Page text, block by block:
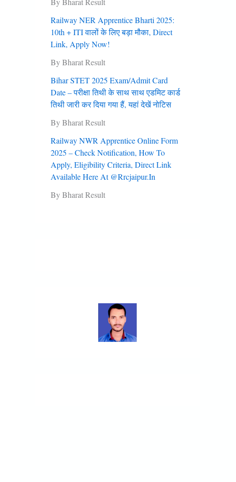
Railway NER Apprentice Bharti 2025:
10th + ITI वालों के लिए बड़ा मौका, Direct
Link, Apply Now!
By Bharat Result
Bihar STET 2025 Exam/Admit Card
Date – परीक्षा तिथी के साथ साथ एडमिट कार्ड
तिथी जारी कर दिया गया हैं, यहां देखें नोटिस
By Bharat Result
Railway NWR Apprentice Online Form
2025 – Check Notification, How To
Apply, Eligibility Criteria, Direct Link
Available Here At @rrcjaipur.in
By Bharat Result